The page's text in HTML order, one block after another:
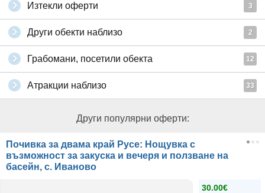
Изтекли оферти 3
Други обекти наблизо 2
Грабомани, посетили обекта 12
Атракции наблизо 33
Други популярни оферти:
Почивка за двама край Русе: Нощувка с
възможност за закуска и вечеря и ползване на
басейн, с. Иваново
30.00€